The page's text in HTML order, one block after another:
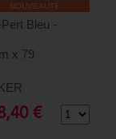
NOUVEAUTÉ
Bleu -
x 79
€